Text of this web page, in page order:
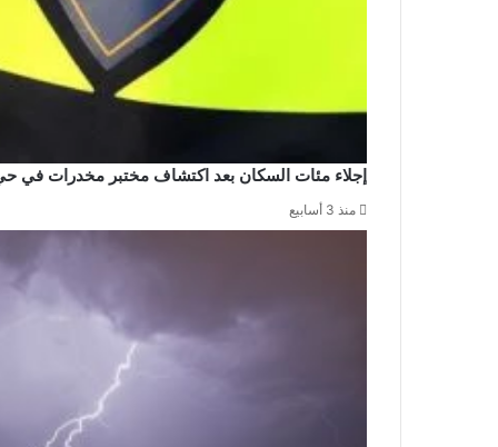
إجلاء مئات السكان بعد اكتشاف مختبر مخدرات في
منذ 3 أسابيع